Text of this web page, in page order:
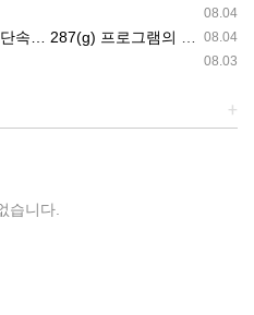
08.04
08.04
프로그램의 대대적 확장
08.03
+
습니다.